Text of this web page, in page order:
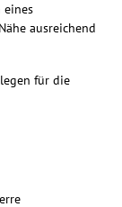
eines
ausreichend
für die